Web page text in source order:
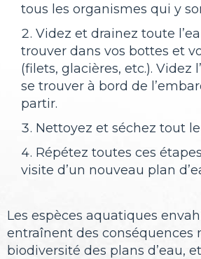
tous les organismes qui y
Videz et drainez toute
trouver dans vos bottes et
(filets, glacières, etc.). Videz
se trouver à bord de
partir.
Nettoyez et séchez tout
Répétez toutes ces
visite d’un nouveau plan
Les espèces aquatiques
entraînent des conséquences
biodiversité des plans d’eau,